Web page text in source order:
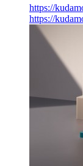
https://
https://